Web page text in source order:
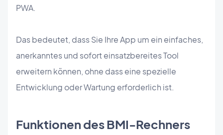
PWA.
Das bedeutet, dass Sie Ihre App um ein einfaches,
anerkanntes und sofort einsatzbereites Tool
erweitern können, ohne dass eine spezielle
Entwicklung oder Wartung erforderlich ist.
Funktionen des BMI-Rechners